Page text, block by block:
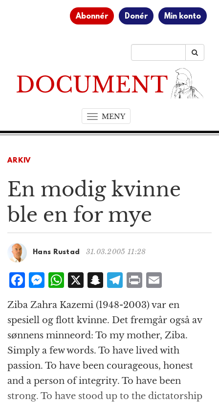
Abonnér Donér Min konto
MENYT
o
a
i
t
n
ARKIV
En modig kvinne
ble en for mye
Hans Rustad 31.03.2005 11:28
F
c
e
b
o
o
k
M
ss
e
n
g
e
r
W
at
s
A
p
p
X S
a
p
c
h
at
T
e
g
r
a
m
P
ri
n
t
ai
l
Ziba Zahra Kazemi (1948-2003) var en
spesiell og flott kvinne. Det fremgår også av
sønnens minneord: To my mother, Ziba.
Simply a few words. To have lived with
passion. To have been courageous, honest
and a person of integrity. To have been
strong. To have stood up to the dictatorship